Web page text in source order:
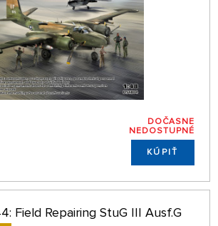
DOČASNE
NEDOSTUPNÉ
KÚPIŤ
Field Repairing StuG III Ausf.G